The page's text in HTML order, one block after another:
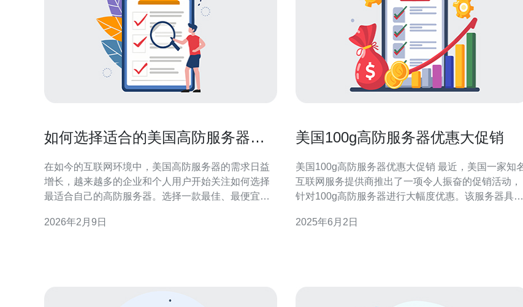
如何选择适合的美国高防服务器与
在如今的互联网环境中，美国高防服务器的需求日益
增长，越来越多的企业和个人用户开始关注如何选择
最适合自己的高防服务器。选择一款最佳、最便宜的
和配置种类繁多。本文将为您提供详尽的评测和介
2026年2月9日
美国100g高防服务器优惠大促销
美国100g高防服务器优惠大促销 最近，美国一家知名
互联网服务提供商推出了一项令人振奋的促销活动，
针对100g高防服务器进行大幅度优惠。该服务器具有
个人网站的理想选择。 这款100g高防服务器采用最新
2025年6月2日